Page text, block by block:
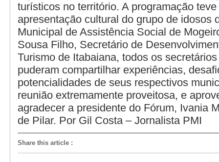
turísticos no território. A programação
apresentação cultural do grupo de idosos
Municipal de Assistência Social de
Sousa Filho, Secretário de
Turismo de Itabaiana, todos os
puderam compartilhar experiências,
potencialidades de seus respectivos
reunião extremamente proveitosa, e
agradecer a presidente do Fórum, Ivania
de Pilar. Por Gil Costa – Jornalista PMI
Share this article :